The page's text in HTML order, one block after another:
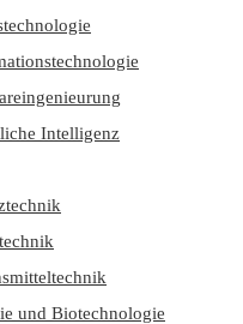
Intelligenz
und Biotechnologie